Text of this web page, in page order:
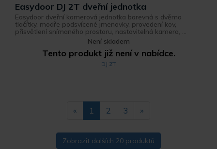
Easydoor DJ 2T dveřní jednotka
Easydoor dveřní kamerová jednotka barevná s dvěma
tlačítky, modře podsvícené jmenovky, provedení kov,
přisvětlení snímaného prostoru, nastavitelná kamera, ...
Není skladem
Tento produkt již není v nabídce.
DJ 2T
« 1 2 3 »
Zobrazit dalších 20 produktů